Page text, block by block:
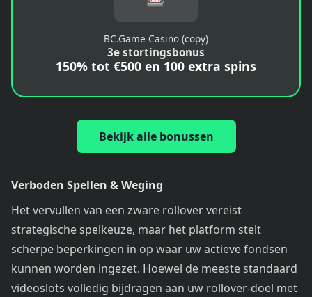
BC.Game Casino (copy)
3e stortingsbonus
150% tot €500 en 100 extra spins
Bekijk alle bonussen
Verboden Spellen & Weging
Het vervullen van een zware rollover vereist
strategische spelkeuze, maar het platform stelt
scherpe beperkingen in op waar uw actieve fondsen
kunnen worden ingezet. Hoewel de meeste standaard
videoslots volledig bijdragen aan uw rollover-doel met